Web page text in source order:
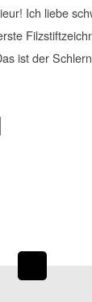
Ich liebe
ist der